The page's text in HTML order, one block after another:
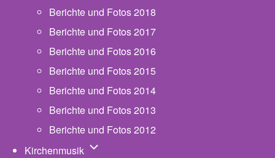
Berichte und Fotos 2018
Berichte und Fotos 2017
Berichte und Fotos 2016
Berichte und Fotos 2015
Berichte und Fotos 2014
Berichte und Fotos 2013
Berichte und Fotos 2012
Kirchenmusik Unternavigation von Kirchenmusik